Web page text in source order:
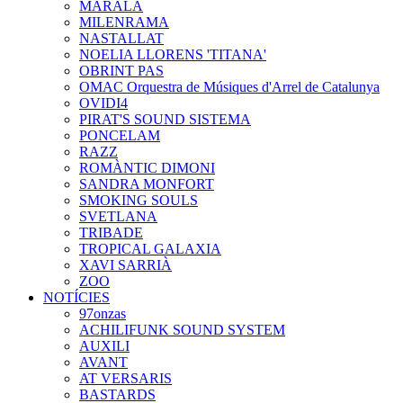
MARALA
MILENRAMA
NASTALLAT
NOELIA LLORENS 'TITANA'
OBRINT PAS
OMAC Orquestra de Músiques d'Arrel de Catalunya
OVIDI4
PIRAT'S SOUND SISTEMA
PONCELAM
RAZZ
ROMÀNTIC DIMONI
SANDRA MONFORT
SMOKING SOULS
SVETLANA
TRIBADE
TROPICAL GALAXIA
XAVI SARRIÀ
ZOO
NOTÍCIES
97onzas
ACHILIFUNK SOUND SYSTEM
AUXILI
AVANT
AT VERSARIS
BASTARDS